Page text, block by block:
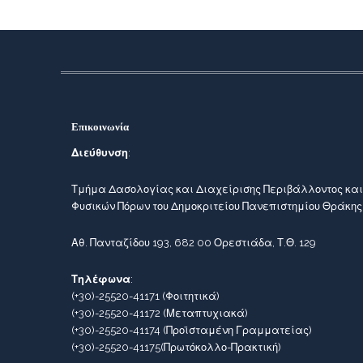
Επικοινωνία
Διεύθυνση:
Τμήμα Δασολογίας και Διαχείρισης Περιβάλλοντος και
Φυσικών Πόρων του Δημοκριτείου Πανεπιστημίου
Αθ. Πανταζίδου 193, 682 00 Ορεστιάδα, Τ.Θ. 129
Τηλέφωνα:
(+30)-25520-41171(Φοιτητικά)
(+30)-25520-41172 (Μεταπτυχιακά)
(+30)-25520-41174 (Προϊσταμένη Γραμματείας)
(+30)-25520-41175(Πρωτόκολλο-Πρακτική)